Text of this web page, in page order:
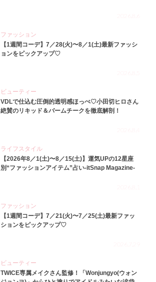
ファッション
【1週間コーデ】7／28(火)〜8／1(土)最新ファッシ
ョンをピックアップ♡
ビューティー
VDLで仕込む圧倒的透明感ほっぺ♡小田切ヒロさん
絶賛のリキッド＆バームチークを徹底解剖！
ライフスタイル
【2026年8／1(土)〜8／15(土)】運気UPの12星座
別“ファッションアイテム”占い-itSnap Magazine-
ファッション
【1週間コーデ】7／21(火)〜7／25(土)最新ファッ
ションをピックアップ♡
ビューティー
TWICE専属メイクさん監修！「Wonjungyo(ウォン